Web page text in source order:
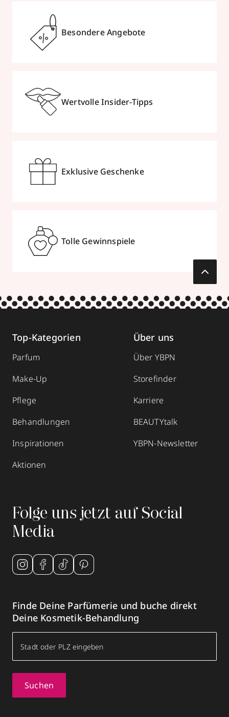
Besondere Angebote
Wertvolle Insider-Tipps
Exklusive Geschenke
Tolle Gewinnspiele
Top-Kategorien
Parfum
Make-Up
Pflege
Behandlungen
Inspirationen
Aktionen
Über uns
Über YBPN
Storefinder
Karriere
BEAUTYtalk
YBPN-Newsletter
Folge uns jetzt auf Social
Media
Finde Deine Parfümerie und buche direkt
Deine Kosmetik-Behandlung
Suchen